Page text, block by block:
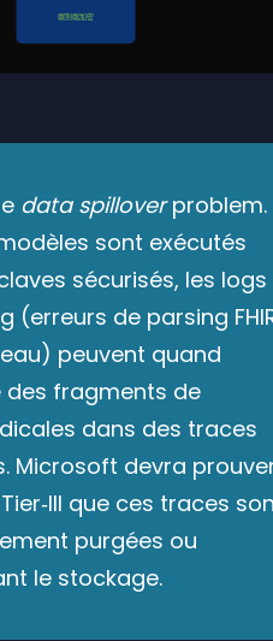
端到端加密
data spilloverproblem.
sont exécutés
sécurisés, les logs
(erreurs de parsing
peuvent quand
des fragments de
dans des traces
Microsoft devra
que ces traces
purgées ou
le stockage.